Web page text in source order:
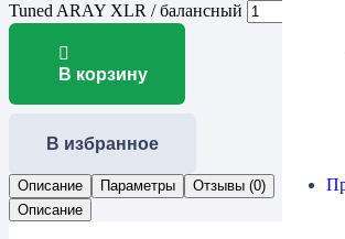
Tuned ARAY XLR / балансный
В корзину
В избранное
Описание Параметры
Отзывы (0)
Описание